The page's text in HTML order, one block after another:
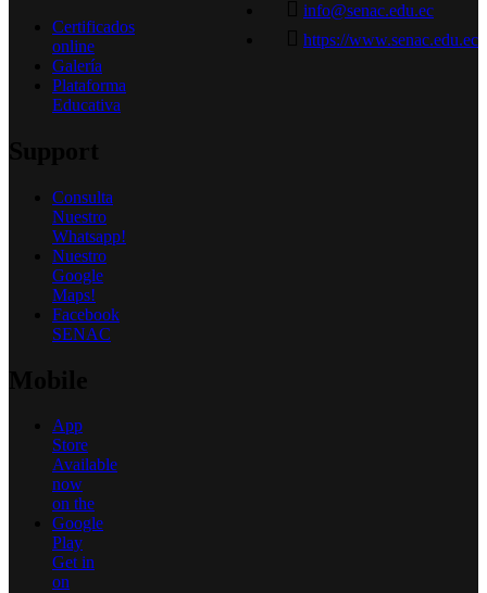
info@senac.edu.ec
https://www.senac.edu.ec
Certificados
online
Galería
Plataforma
Educativa
Consulta
Nuestro
Whatsapp!
Nuestro
Google
Maps!
Facebook
SENAC
App
Store
Available
now
on the
Google
Play
Get in
on